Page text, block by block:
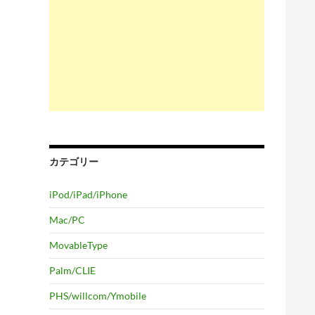
カテゴリー
iPod/iPad/iPhone
Mac/PC
MovableType
Palm/CLIE
PHS/willcom/Ymobile